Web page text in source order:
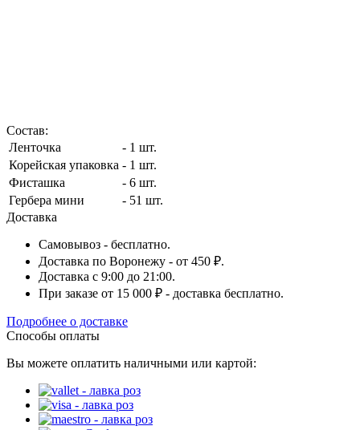
Состав:
Ленточка
- 1 шт.
Корейская упаковка - 1 шт.
Фисташка
- 6 шт.
Гербера мини
- 51 шт.
Доставка
Самовывоз - бесплатно.
Доставка по Воронежу - от 450 ₽.
Доставка с 9:00 до 21:00.
При заказе от 15 000 ₽ - доставка бесплатно.
Подробнее о доставке
Способы оплаты
Вы можете оплатить наличными или картой: